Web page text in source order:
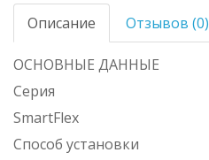
Описание Отзывов (0)
ОСНОВНЫЕ ДАННЫЕ
Серия
SmartFlex
Способ установки